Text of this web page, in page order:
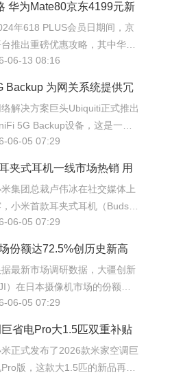
进行清洁，配合22000Pa的大吸
轻松应对地面缝隙中的顽固灰
华为Mate80京东4199元新
年618 PLUS会员日期间，京
推出重磅优惠攻略，其中华为
手机价格直降至4199元的历
。此次会员日活动旨在通过高价
品的低价引流，吸引更多用户开
续费PLUS会员服务。
06-13 08:16
Backup 为网关系统提供冗
络解决方案巨头Ubiquiti正式推出
5G Backup设备，这是一款
网关系统设计的5G蜂窝网
06-05 07:29
夹式耳机一线市场热销 用
集团总裁卢伟冰在社交媒体上
小米首款耳夹式耳机（Buds Fi
似型号）在一线市场占有率极高
出了公司内部的预期。
06-05 07:29
份额达72.5%创历史新高
最新市场调研数据，大疆创新
）在日本摄像机市场的份额已
惊人的72.5%，创下历史新
业霸主地位。
06-05 07:29
省电Pro大1.5匹双重补贴
正式发布了2026款米家空调巨
版，这款大1.5匹的新品再次